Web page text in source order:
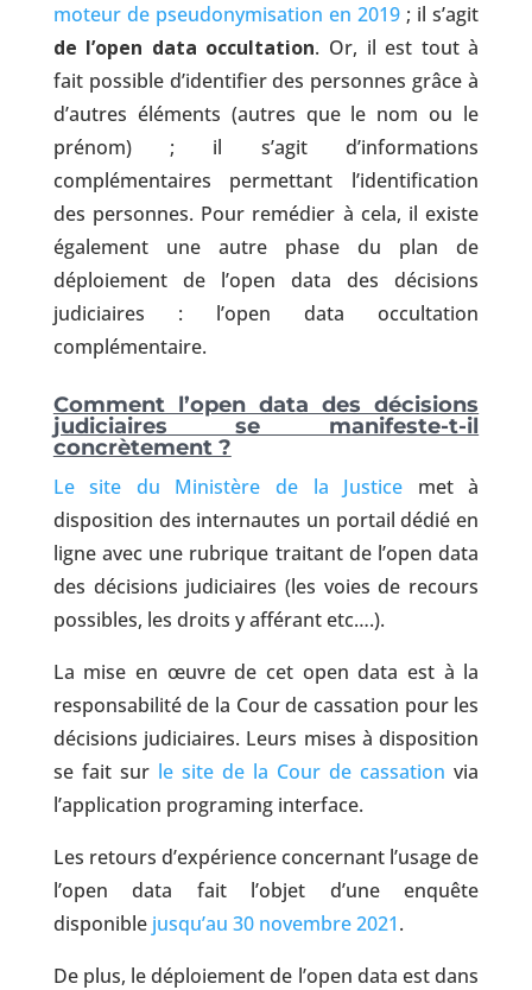
moteur de pseudonymisation en 2019 ; il s’agit
de l’open data occultation. Or, il est tout à
fait possible d’identifier des personnes grâce à
d’autres éléments (autres que le nom ou le
prénom) ; il s’agit d’informations
complémentaires permettant l’identification
des personnes. Pour remédier à cela, il existe
également une autre phase du plan de
déploiement de l’open data des décisions
judiciaires : l’open data occultation
complémentaire.
Comment l’open data des décisions
judiciaires se manifeste-t-il
concrètement ?
Le site du Ministère de la Justice met à
disposition des internautes un portail dédié en
ligne avec une rubrique traitant de l’open data
des décisions judiciaires (les voies de recours
possibles, les droits y afférant etc….).
La mise en œuvre de cet open data est à la
responsabilité de la Cour de cassation pour les
décisions judiciaires. Leurs mises à disposition
se fait sur le site de la Cour de cassation via
l’application programing interface.
Les retours d’expérience concernant l’usage de
l’open data fait l’objet d’une enquête
disponible jusqu’au 30 novembre 2021.
De plus, le déploiement de l’open data est dans